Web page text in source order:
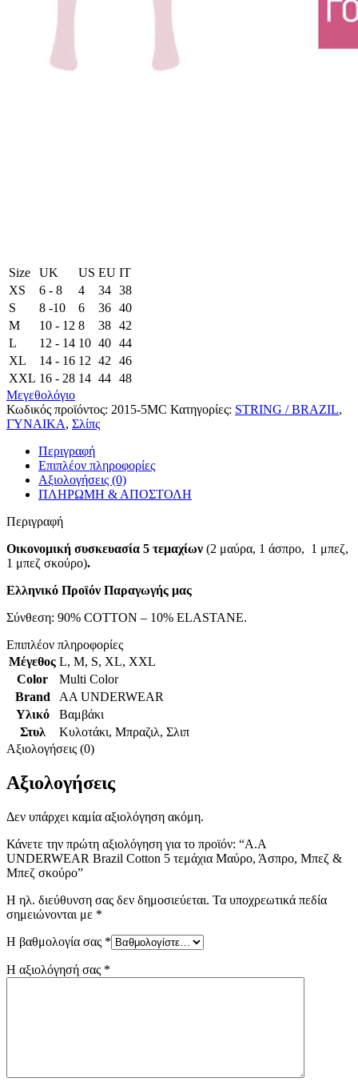
Size UK US EU ΙΤ
XS
6 - 8 4 34 38
S
8 -10 6 36 40
M
10 - 12 8 38 42
L
12 - 14 10 40 44
XL
14 - 16 12 42
46
XXL 16 - 28 14 44 48
Μεγεθολόγιο
Κωδικός προϊόντος: 2015-5MC Κατηγορίες: STRING / BRAZIL,
ΓΥΝΑΙΚΑ, Σλίπς
Περιγραφή
Επιπλέον πληροφορίες
Αξιολογήσεις (0)
ΠΛΗΡΩΜΗ & ΑΠΟΣΤΟΛΗ
Περιγραφή
Οικονομική συσκευασία 5 τεμαχίων (2 μαύρα, 1 άσπρο, 1 μπεζ,
1 μπεζ σκούρο).
Ελληνικό Προϊόν Παραγωγής μας
Σύνθεση: 90% COTTON – 10% ELASTANE.
Επιπλέον πληροφορίες
Μέγεθος L, M, S, XL, XXL
Color
Multi Color
Brand
AA UNDERWEAR
Υλικό
Βαμβάκι
Στυλ
Κυλοτάκι, Μπραζιλ, Σλιπ
Αξιολογήσεις (0)
Αξιολογήσεις
Δεν υπάρχει καμία αξιολόγηση ακόμη.
Κάνετε την πρώτη αξιολόγηση για το προϊόν: “Α.A
UNDERWEAR Brazil Cotton 5 τεμάχια Μαύρο, Άσπρο, Μπεζ &
Μπεζ σκούρο”
Η ηλ. διεύθυνση σας δεν δημοσιεύεται. Τα υποχρεωτικά πεδία
σημειώνονται με *
Η βαθμολογία σας *
Η αξιολόγησή σας *